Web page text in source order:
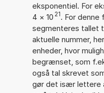
eksponentiel. For
4 × 10 21. For
segmenteres tallet
aktuelle nummer,
enheder, hvor
begrænset, som
også tal skrevet
gør det især lettere